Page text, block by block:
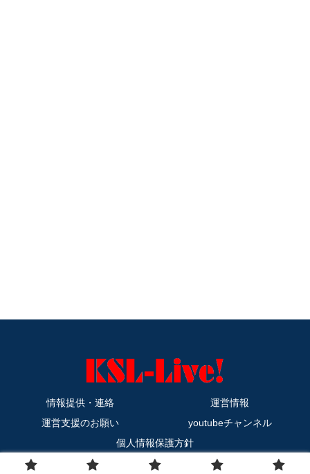
情報提供・連絡
運営情報
運営支援のお願い
youtubeチャンネル
個人情報保護方針
Copyright © 2011-2026 KSL-Live! All Rights Reserved.